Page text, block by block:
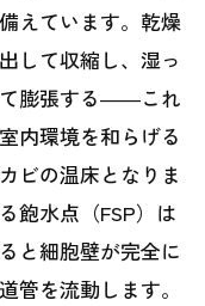
えています。乾燥
して収縮し、湿っ
て膨張する――これ
内環境を和らげる
ビの温床となりま
飽水点（FSP）は
と細胞壁が完全に
管を流動します。